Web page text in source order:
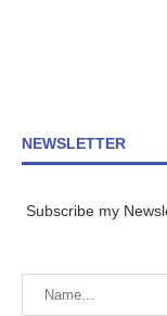
NEWSLETTER
Subscribe my